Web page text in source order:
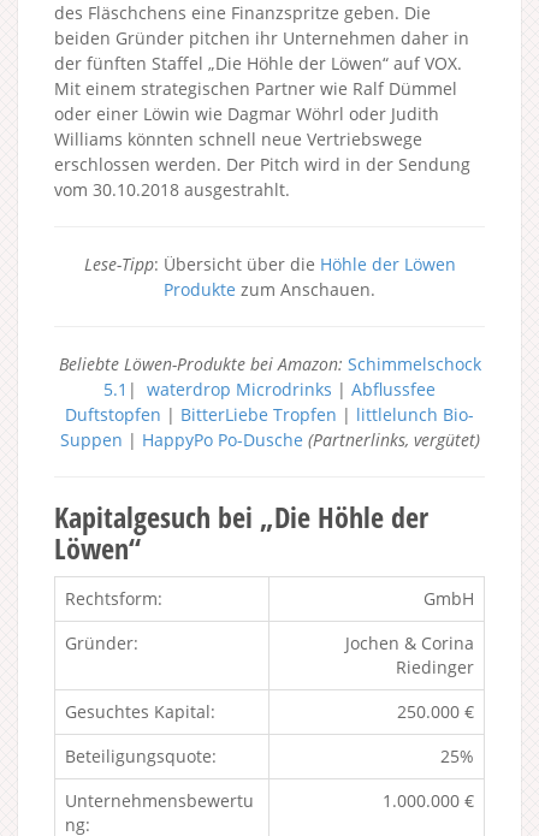
des Fläschchens eine Finanzspritze geben. Die
beiden Gründer pitchen ihr Unternehmen daher in
der fünften Staffel „Die Höhle der Löwen“ auf VOX.
Mit einem strategischen Partner wie Ralf Dümmel
oder einer Löwin wie Dagmar Wöhrl oder Judith
Williams könnten schnell neue Vertriebswege
erschlossen werden. Der Pitch wird in der Sendung
vom 30.10.2018 ausgestrahlt.
Lese-Tipp: Übersicht über die Höhle der Löwen
Produkte zum Anschauen.
Beliebte Löwen-Produkte bei Amazon: Schimmelschock
5.1 | waterdrop Microdrinks | Abflussfee
Duftstopfen | BitterLiebe Tropfen | littlelunch Bio-
Suppen | HappyPo Po-Dusche (Partnerlinks, vergütet)
Kapitalgesuch bei „Die Höhle der
Löwen“
Rechtsform:
GmbH
Gründer:
Jochen & Corina
Riedinger
Gesuchtes Kapital:
250.000 €
Beteiligungsquote:
25%
Unternehmensbewertu
ng:
1.000.000 €